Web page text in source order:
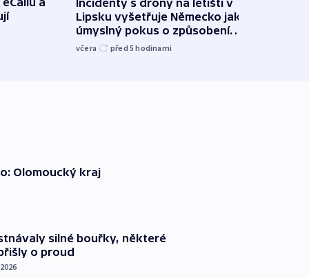
Incidenty s drony na letišti v
Lipsku vyšetřuje Německo jako
úmyslný pokus o způsobení
exploze
včera před 5hodinami
Olomoucký kraj
silné bouřky, některé
o proud